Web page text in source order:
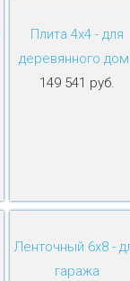
Плита 4х4 - для
деревянного
149 541 руб.
Ленточный 6х8 -
гаража